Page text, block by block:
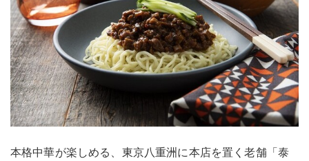
本格中華が楽しめる、東京八重洲に本店を置く老舗「泰